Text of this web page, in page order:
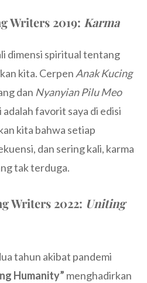
Writers 2019: Karma
dimensi spiritual tentang
kita. Cerpen Anak Kucing
dan Nyanyian Pilu Meo
favorit saya di edisi
kita bahwa setiap
dan sering kali, karma
tak terduga.
Writers 2022: Uniting
tahun akibat pandemi
Humanity” menghadirkan